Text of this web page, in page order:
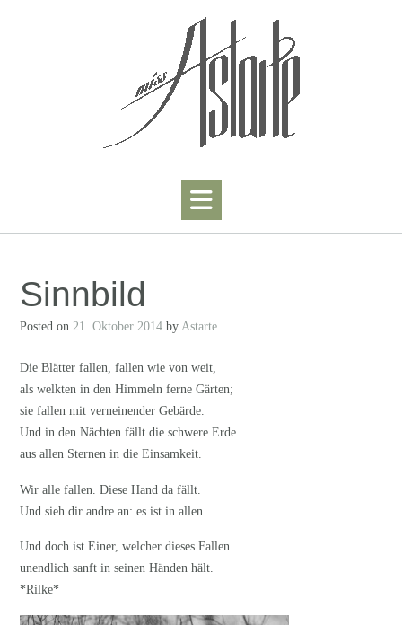
Sinnbild
Posted on 21. Oktober 2014 by Astarte
Die Blätter fallen, fallen wie von weit,
als welkten in den Himmeln ferne Gärten;
sie fallen mit verneinender Gebärde.
Und in den Nächten fällt die schwere Erde
aus allen Sternen in die Einsamkeit.
Wir alle fallen. Diese Hand da fällt.
Und sieh dir andre an: es ist in allen.
Und doch ist Einer, welcher dieses Fallen
unendlich sanft in seinen Händen hält.
*Rilke*